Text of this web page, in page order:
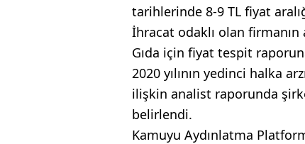
tarihlerinde 8-9 TL fiyat
İhracat odaklı olan
Gıda için fiyat tespit
2020 yılının yedinci halka
ilişkin analist raporunda
belirlendi.
Kamuyu Aydınlatma